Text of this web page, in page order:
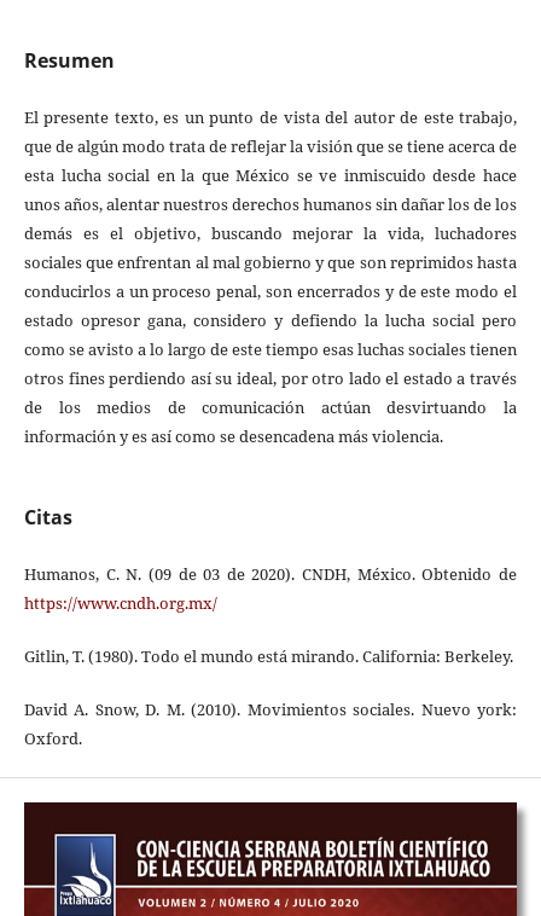
Resumen
El presente texto, es un punto de vista del autor de este trabajo,
que de algún modo trata de reflejar la visión que se tiene acerca de
esta lucha social en la que México se ve inmiscuido desde hace
unos años, alentar nuestros derechos humanos sin dañar los de los
demás es el objetivo, buscando mejorar la vida, luchadores
sociales que enfrentan al mal gobierno y que son reprimidos hasta
conducirlos a un proceso penal, son encerrados y de este modo el
estado opresor gana, considero y defiendo la lucha social pero
como se avisto a lo largo de este tiempo esas luchas sociales tienen
otros fines perdiendo así su ideal, por otro lado el estado a través
de los medios de comunicación actúan desvirtuando la
información y es así como se desencadena más violencia.
Citas
Humanos, C. N. (09 de 03 de 2020). CNDH, México. Obtenido de
https://www.cndh.org.mx/
Gitlin, T. (1980). Todo el mundo está mirando. California: Berkeley.
David A. Snow, D. M. (2010). Movimientos sociales. Nuevo york:
Oxford.